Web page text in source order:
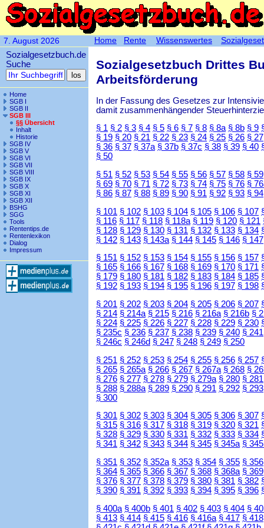
7. August 2026
Sozialgesetzbuch.de
Suche
Home
SGB I
SGB II
SGB III
§§ Übersicht
Inhalt
Historie
SGB IV
SGB V
SGB VI
SGB VII
SGB VIII
SGB IX
SGB X
SGB XI
SGB XII
BSHG
SGG
Tools
Rententips.de
Rentenlexikon
Dialog
Impressum
Sozialgesetzbuch Drittes
Arbeitsförderung
In der Fassung des Gesetzes zur
damit zusammenhängender
§ 1 § 2 § 3 § 4 § 5 § 6 § 7 § 8 § 8a § 8b § 9
§ 19 § 20 § 21 § 22 § 23 § 24 § 25 § 26 § 27
§ 36 § 37 § 37a § 37b § 37c § 38 § 39 § 40
§ 50
§ 51 § 52 § 53 § 54 § 55 § 56 § 57 § 58 § 59
§ 69 § 70 § 71 § 72 § 73 § 74 § 75 § 76 §
§ 86 § 87 § 88 § 89 § 90 § 91 § 92 § 93 § 94
§ 101 § 102 § 103 § 104 § 105 § 106 § 107
§ 116 § 117 § 118 § 118a § 119 § 120 § 121
§ 128 § 129 § 130 § 131 § 132 § 133 § 134
§ 142 § 143 § 143a § 144 § 145 § 146 § 147
§ 151 § 152 § 153 § 154 § 155 § 156 § 157
§ 165 § 166 § 167 § 168 § 169 § 170 § 171
§ 179 § 180 § 181 § 182 § 183 § 184 § 185
§ 192 § 193 § 194 § 195 § 196 § 197 § 198
§ 201 § 202 § 203 § 204 § 205 § 206 § 207
§ 214 § 214a § 215 § 216 § 216a § 216b §
§ 224 § 225 § 226 § 227 § 228 § 229 § 230
§ 235c § 236 § 237 § 238 § 239 § 240 § 241
§ 246c § 246d § 247 § 248 § 249 § 250
§ 251 § 252 § 253 § 254 § 255 § 256 § 257
§ 265 § 265a § 266 § 267 § 267a § 268 §
§ 276 § 277 § 278 § 279 § 279a § 280 § 281
§ 288 § 288a § 289 § 290 § 291 § 292 § 293
§ 300
§ 301 § 302 § 303 § 304 § 305 § 306 § 307
§ 315 § 316 § 317 § 318 § 319 § 320 § 321
§ 328 § 329 § 330 § 331 § 332 § 333 § 334
§ 341 § 342 § 343 § 344 § 345 § 345a §
§ 351 § 352 § 352a § 353 § 354 § 355 § 356
§ 364 § 365 § 366 § 367 § 368 § 368a § 369
§ 376 § 377 § 378 § 379 § 380 § 381 § 382
§ 390 § 391 § 392 § 393 § 394 § 395 § 396
§ 400a § 400b § 401 § 402 § 403 § 404 §
§ 413 § 414 § 415 § 416 § 416a § 417 § 418
Home Rente Wissenswertes